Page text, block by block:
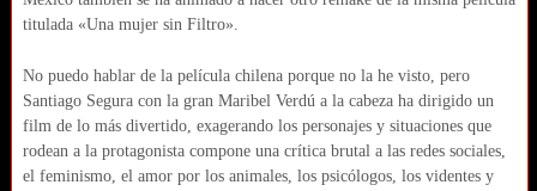
titulada «Una mujer sin Filtro».
No puedo hablar de la película chilena porque no la he visto, pero
Santiago Segura con la gran Maribel Verdú a la cabeza ha dirigido un
film de lo más divertido, exagerando los personajes y situaciones que
rodean a la protagonista compone una crítica brutal a las redes sociales,
el feminismo, el amor por los animales, los psicólogos, los videntes y